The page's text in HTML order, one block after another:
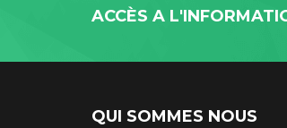
ACCÈS A
QUI SOMMES NOUS